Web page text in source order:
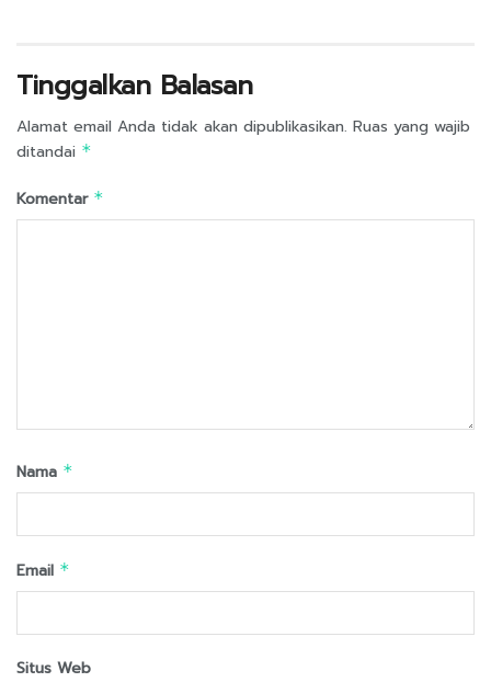
Tinggalkan Balasan
Alamat email Anda tidak akan dipublikasikan. Ruas yang wajib
ditandai *
Komentar *
Nama *
Email *
Situs Web